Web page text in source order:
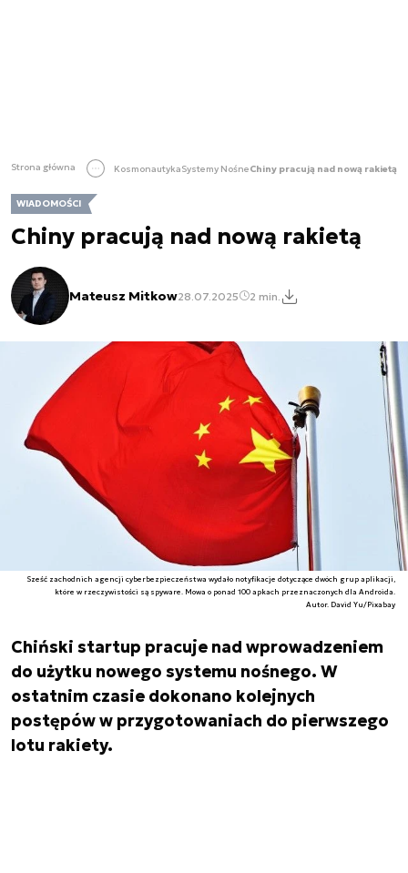
Strona główna KosmonautykaSystemy NośneChiny pracują nad nową rakietą
WIADOMOŚCI
Chiny pracują nad nową rakietą
Mateusz Mitkow28.07.2025 2 min.
Sześć zachodnich agencji cyberbezpieczeństwa wydało notyfikacje dotyczące dwóch grup aplikacji,
które w rzeczywistości są spyware. Mowa o ponad 100 apkach przeznaczonych dla Androida.
Autor. David Yu/Pixabay
Chiński startup pracuje nad wprowadzeniem
do użytku nowego systemu nośnego. W
ostatnim czasie dokonano kolejnych
postępów w przygotowaniach do pierwszego
lotu rakiety.